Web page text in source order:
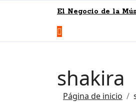
El Negocio de la
shakira
Página de inicio